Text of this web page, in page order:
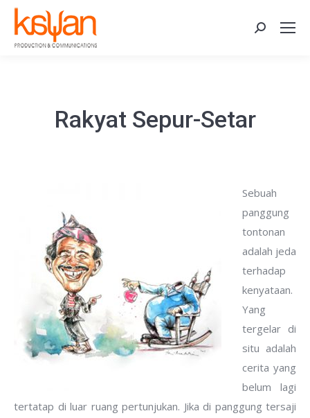
Search:
Rakyat Sepur-Setar
Sebuah
panggung
tontonan
adalah jeda
terhadap
kenyataan.
Yang
tergelar di
situ adalah
cerita yang
belum lagi
tertatap di luar ruang pertunjukan. Jika di panggung tersaji